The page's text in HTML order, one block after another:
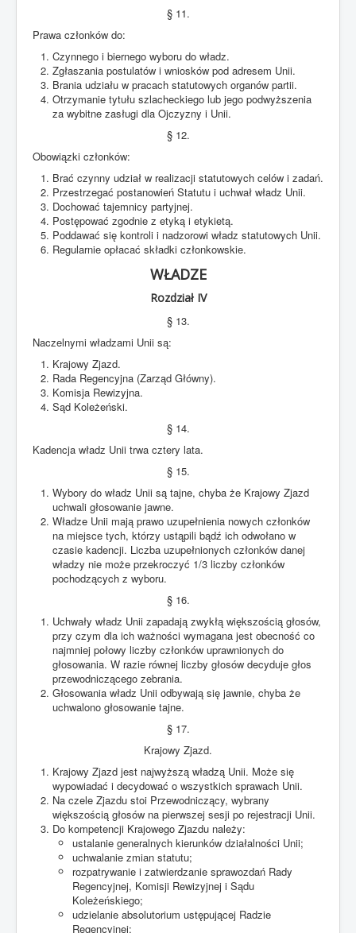
§ 11.
Prawa członków do:
Czynnego i biernego wyboru do władz.
Zgłaszania postulatów i wniosków pod adresem Unii.
Brania udziału w pracach statutowych organów partii.
Otrzymanie tytułu szlacheckiego lub jego podwyższenia
za wybitne zasługi dla Ojczyzny i Unii.
§ 12.
Obowiązki członków:
Brać czynny udział w realizacji statutowych celów i zadań.
Przestrzegać postanowień Statutu i uchwał władz Unii.
Dochować tajemnicy partyjnej.
Postępować zgodnie z etyką i etykietą.
Poddawać się kontroli i nadzorowi władz statutowych Unii.
Regularnie opłacać składki członkowskie.
WŁADZE
Rozdział IV
§ 13.
Naczelnymi władzami Unii są:
Krajowy Zjazd.
Rada Regencyjna (Zarząd Główny).
Komisja Rewizyjna.
Sąd Koleżeński.
§ 14.
Kadencja władz Unii trwa cztery lata.
§ 15.
Wybory do władz Unii są tajne, chyba że Krajowy Zjazd
uchwali głosowanie jawne.
Władze Unii mają prawo uzupełnienia nowych członków
na miejsce tych, którzy ustąpili bądź ich odwołano w
czasie kadencji. Liczba uzupełnionych członków danej
władzy nie może przekroczyć 1/3 liczby członków
pochodzących z wyboru.
§ 16.
Uchwały władz Unii zapadają zwykłą większością głosów,
przy czym dla ich ważności wymagana jest obecność co
najmniej połowy liczby członków uprawnionych do
głosowania. W razie równej liczby głosów decyduje głos
przewodniczącego zebrania.
Głosowania władz Unii odbywają się jawnie, chyba że
uchwalono głosowanie tajne.
§ 17.
Krajowy Zjazd.
Krajowy Zjazd jest najwyższą władzą Unii. Może się
wypowiadać i decydować o wszystkich sprawach Unii.
Na czele Zjazdu stoi Przewodniczący, wybrany
większością głosów na pierwszej sesji po rejestracji Unii.
Do kompetencji Krajowego Zjazdu należy:
ustalanie generalnych kierunków działalności Unii;
uchwalanie zmian statutu;
rozpatrywanie i zatwierdzanie sprawozdań Rady
Regencyjnej, Komisji Rewizyjnej i Sądu
Koleżeńskiego;
udzielanie absolutorium ustępującej Radzie
Regencyjnej;